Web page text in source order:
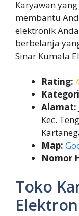
Karyawan
membantu
elektronik
berbelanja
Sinar Kumala
Rating:
Alamat:
Kec.
Map:
Nomor
Toko